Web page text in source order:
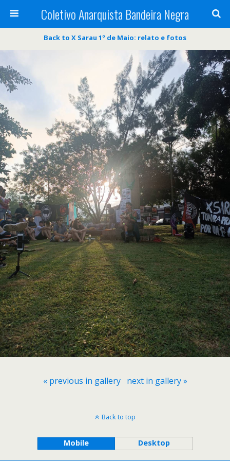
Coletivo Anarquista Bandeira Negra
Back to X Sarau 1º de Maio: relato e fotos
« previous in gallery next in gallery »
Back to top
Mobile Desktop